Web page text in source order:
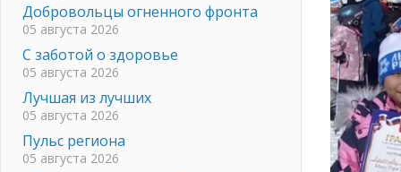
Добровольцы огненного фронта
05 августа 2026
С заботой о здоровье
05 августа 2026
Лучшая из лучших
05 августа 2026
Пульс региона
05 августа 2026